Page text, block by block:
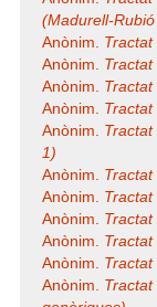
(Madurell-
Anònim.
Anònim.
Anònim.
Anònim.
Anònim.
1)
Anònim.
Anònim.
Anònim.
Anònim.
Anònim.
Anònim.